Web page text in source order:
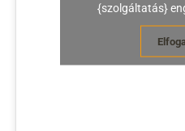
{szolgáltatás}